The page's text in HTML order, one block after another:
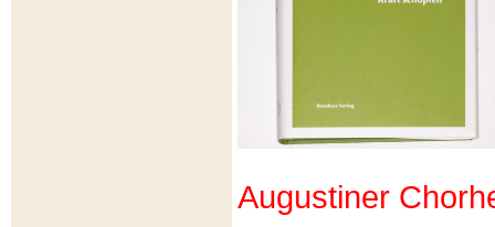
Augustiner